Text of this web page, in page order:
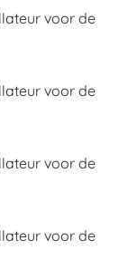
voor de
voor de
voor de
voor de